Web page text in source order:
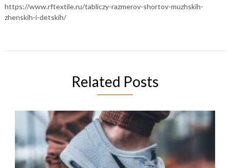
https://www.rftextile.ru/tabliczy-razmerov-shortov-muzhskih-
zhenskih-i-detskih/
Related Posts